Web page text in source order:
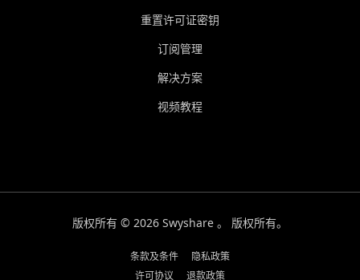
重置许可证密钥
订阅管理
解决方案
视频教程
版权所有 © 2026 Swyshare 。 版权所有。
条款及条件
隐私政策
许可协议
退款政策